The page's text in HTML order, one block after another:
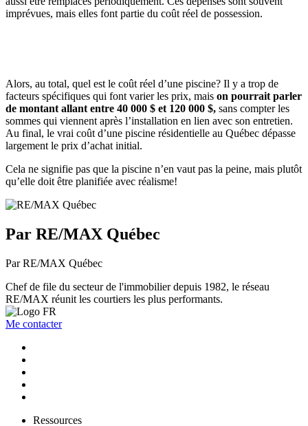
imprévues, mais elles font partie du coût réel de possession.
Alors, au total, quel est le coût réel d’une piscine? Il y a trop de
facteurs spécifiques qui font varier les prix, mais on pourrait parler
de montant allant entre 40 000 $ et 120 000 $, sans compter les
sommes qui viennent après l’installation en lien avec son entretien.
Au final, le vrai coût d’une piscine résidentielle au Québec dépasse
largement le prix d’achat initial.
Cela ne signifie pas que la piscine n’en vaut pas la peine, mais plutôt
qu’elle doit être planifiée avec réalisme!
Par RE/MAX Québec
Par RE/MAX Québec
Chef de file du secteur de l'immobilier depuis 1982, le réseau
RE/MAX réunit les courtiers les plus performants.
Me contacter
Ressources